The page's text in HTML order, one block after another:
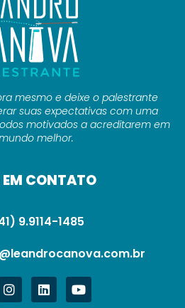
mesmo e deixe o palestrante
suas expectativas com uma
motivados a acreditarem em
melhor.
EM CONTATO
9.9114-1485